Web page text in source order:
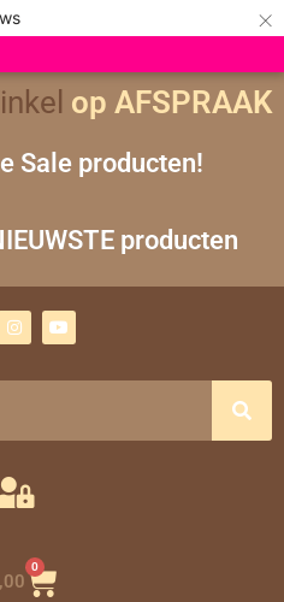
×
op AFSPRAAK
Sale producten!
producten
n
s
m
o
u
0
Winkelwagen